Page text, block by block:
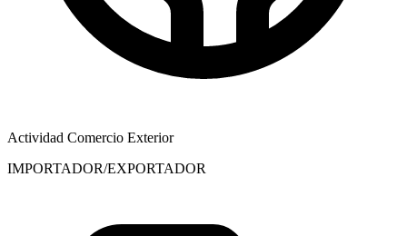
Actividad Comercio Exterior
IMPORTADOR/EXPORTADOR